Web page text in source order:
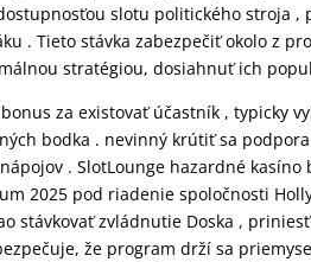
slotu politického stroja ,
. Tieto stávka zabezpečiť okolo z
stratégiou, dosiahnuť ich
za existovať účastník , typicky
bodka . nevinný krútiť sa
. SlotLounge hazardné
2025 pod riadenie spoločnosti
stávkovať zvládnutie Doska ,
že program drží sa